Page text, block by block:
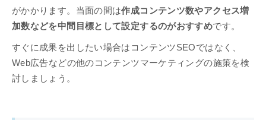
がかかります。当面の間は作成コンテンツ数やアクセス増
加数などを中間目標として設定するのがおすすめです。
すぐに成果を出したい場合はコンテンツSEOではなく、
Web広告などの他のコンテンツマーケティングの施策を検
討しましょう。